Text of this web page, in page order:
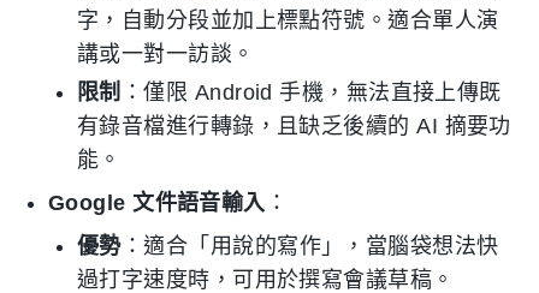
字，自動分段並加上標點符號。適合單人演
講或一對一訪談。
限制 ：僅限 Android 手機，無法直接上傳既
有錄音檔進行轉錄，且缺乏後續的 AI 摘要功
能。
Google 文件語音輸入 ：
優勢：適合「用說的寫作」，當腦袋想法快
過打字速度時，可用於撰寫會議草稿。